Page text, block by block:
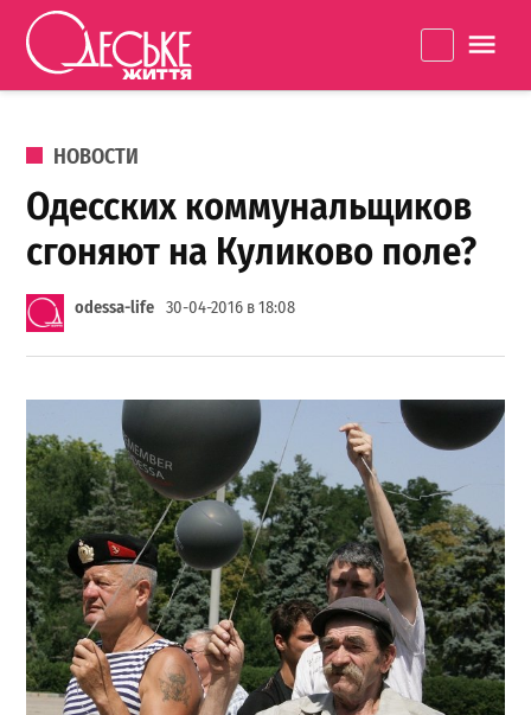
Перейти к содержанию
життя
ОПУБЛИКОВАНО В
НОВОСТИ
Одесских коммунальщиков
сгоняют на Куликово поле?
odessa-life 30-04-2016 в 18:08